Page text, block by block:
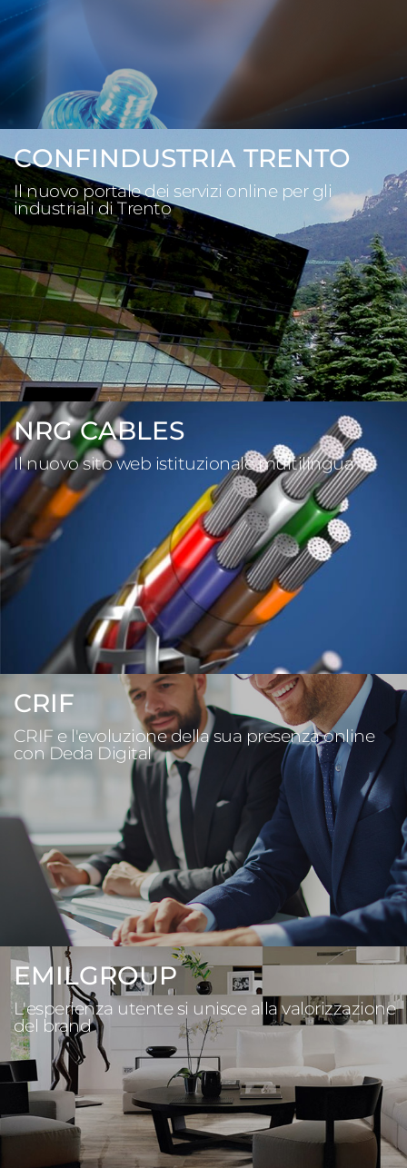
CONFINDUSTRIA TRENTO
Il nuovo portale dei servizi online per gli
industriali di Trento
NRG CABLES
Il nuovo sito web istituzionale multilingua
CRIF
CRIF e l'evoluzione della sua presenza online
con Deda Digital
EMILGROUP
L'esperienza utente si unisce alla valorizzazione
del brand